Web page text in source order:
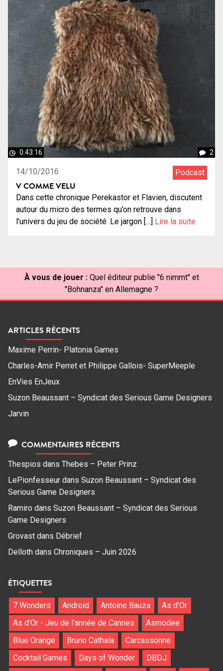
0:43:16 2
14/10/2016 Podcast
V COMME VELU
Dans cette chronique Perekastor et Flavien, discutent
autour du micro des termes qu’on retrouve dans
l’univers du jeu de société. Le jargon […]
Lire la suite
À vous de jouer : Quel éditeur publie "6 nimmt" et
"Bohnanza" en Allemagne ?
ARTICLES RÉCENTS
Maxime Perrin- Platonia Games
Charles-Amir Perret et Philippe Gallois- SuperMeeple
EnVies EnJeux
Suzon Beaussant – Syndicat des Serious Game Designers
Jarvin
COMMENTAIRES RÉCENTS
Thespios dans Thebes – Peter Prinz
LePionfesseur dans Suzon Beaussant – Syndicat des
Serious Game Designers
Ramiro dans Suzon Beaussant – Syndicat des Serious
Game Designers
Grovast dans Débrief
Delloth dans Chroniques – Juin 2026
ÉTIQUETTES
7 Wonders Android Antoine Bauza
As d'Or
As d'Or - Jeu de l'année de Cannes
Asmodee
Blue Orange
Bruno Cathala
Carcassonne
Cocktail Games
Days of Wonder
DBDJ